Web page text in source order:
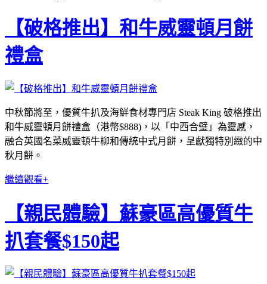
【破格推出】和牛威靈頓月餅
禮盒
中秋節將至，優質牛扒及海鮮食材專門店 Steak King 破格推出
和牛威靈頓月餅禮盒（港幣$888)，以「中西合璧」為靈感，
融合英國名菜威靈頓牛柳和傳統中式月餅，呈獻獨特別緻的中
秋月餅。
繼續觀看+
【親民體驗】蘇豪區高優質牛
扒套餐$150起